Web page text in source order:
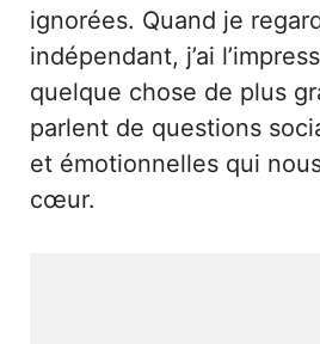
ignorées. Quand je
indépendant, j’ai
quelque chose de plus
parlent de questions
et émotionnelles qui
cœur.